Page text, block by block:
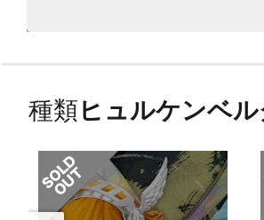
種類ヒュルケンベ